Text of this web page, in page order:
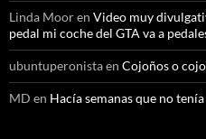
Linda Mooren Video muy
pedal mi coche del GTA va a
ubuntuperonistaen Cojoños o
MD en Hacía semanas que no